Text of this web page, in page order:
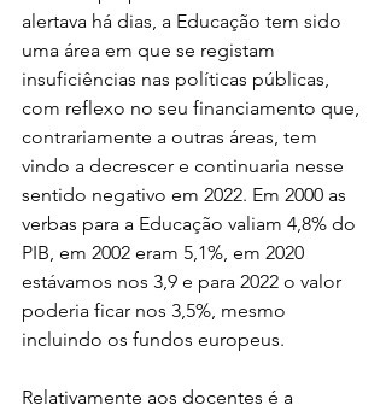
alertava há dias, a Educação tem sido
uma área em que se registam
insuficiências nas políticas públicas,
com reflexo no seu financiamento que,
contrariamente a outras áreas, tem
vindo a decrescer e continuaria nesse
sentido negativo em 2022. Em 2000 as
verbas para a Educação valiam 4,8% do
PIB, em 2002 eram 5,1%, em 2020
estávamos nos 3,9 e para 2022 o valor
poderia ficar nos 3,5%, mesmo
incluindo os fundos europeus.
Relativamente aos docentes é a